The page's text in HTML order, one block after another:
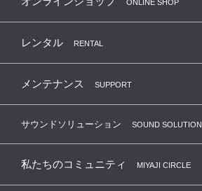
ONLINE SHOP
レンタル RENTAL
メンテナンス SUPPORT
サウンドソリューション SOUND SOLUTION
私たちのコミュニティ MIYAJI CIRCLE